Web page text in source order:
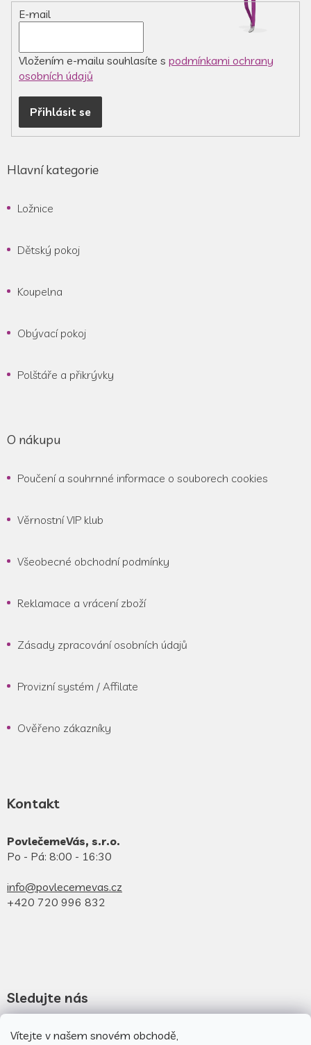
Vítejte v našem snovém obchodě,
v
E-mail
Vložením e-mailu souhlasíte s podmínkami ochrany
osobních údajů
Přihlásit se
Hlavní kategorie
Ložnice
Dětský pokoj
Koupelna
Obývací pokoj
Polštáře a přikrývky
O nákupu
Poučení a souhrnné informace o souborech cookies
Věrnostní VIP klub
Všeobecné obchodní podmínky
Reklamace a vrácení zboží
Zásady zpracování osobních údajů
Provizní systém / Affilate
Ověřeno zákazníky
Kontakt
PovlečemeVás, s.r.o.
Po - Pá: 8:00 - 16:30
info@povlecemevas.cz
+420 720 996 832
Sledujte nás
Novinky na facebooku